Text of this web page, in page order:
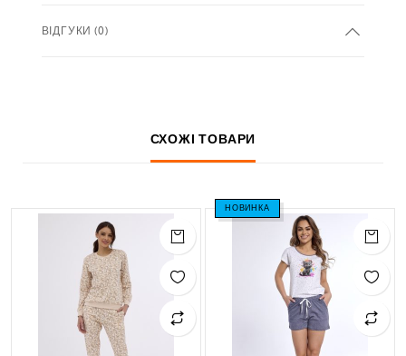
ВІДГУКИ (0)
СХОЖІ ТОВАРИ
НОВИНКА